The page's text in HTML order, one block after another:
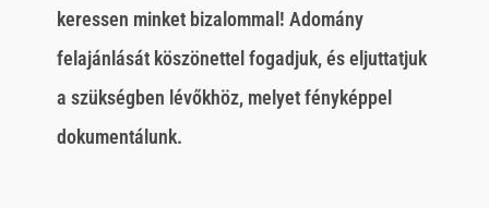
keressen minket bizalommal! Adomány
felajánlását köszönettel fogadjuk, és eljuttatjuk
a szükségben lévőkhöz, melyet fényképpel
dokumentálunk.